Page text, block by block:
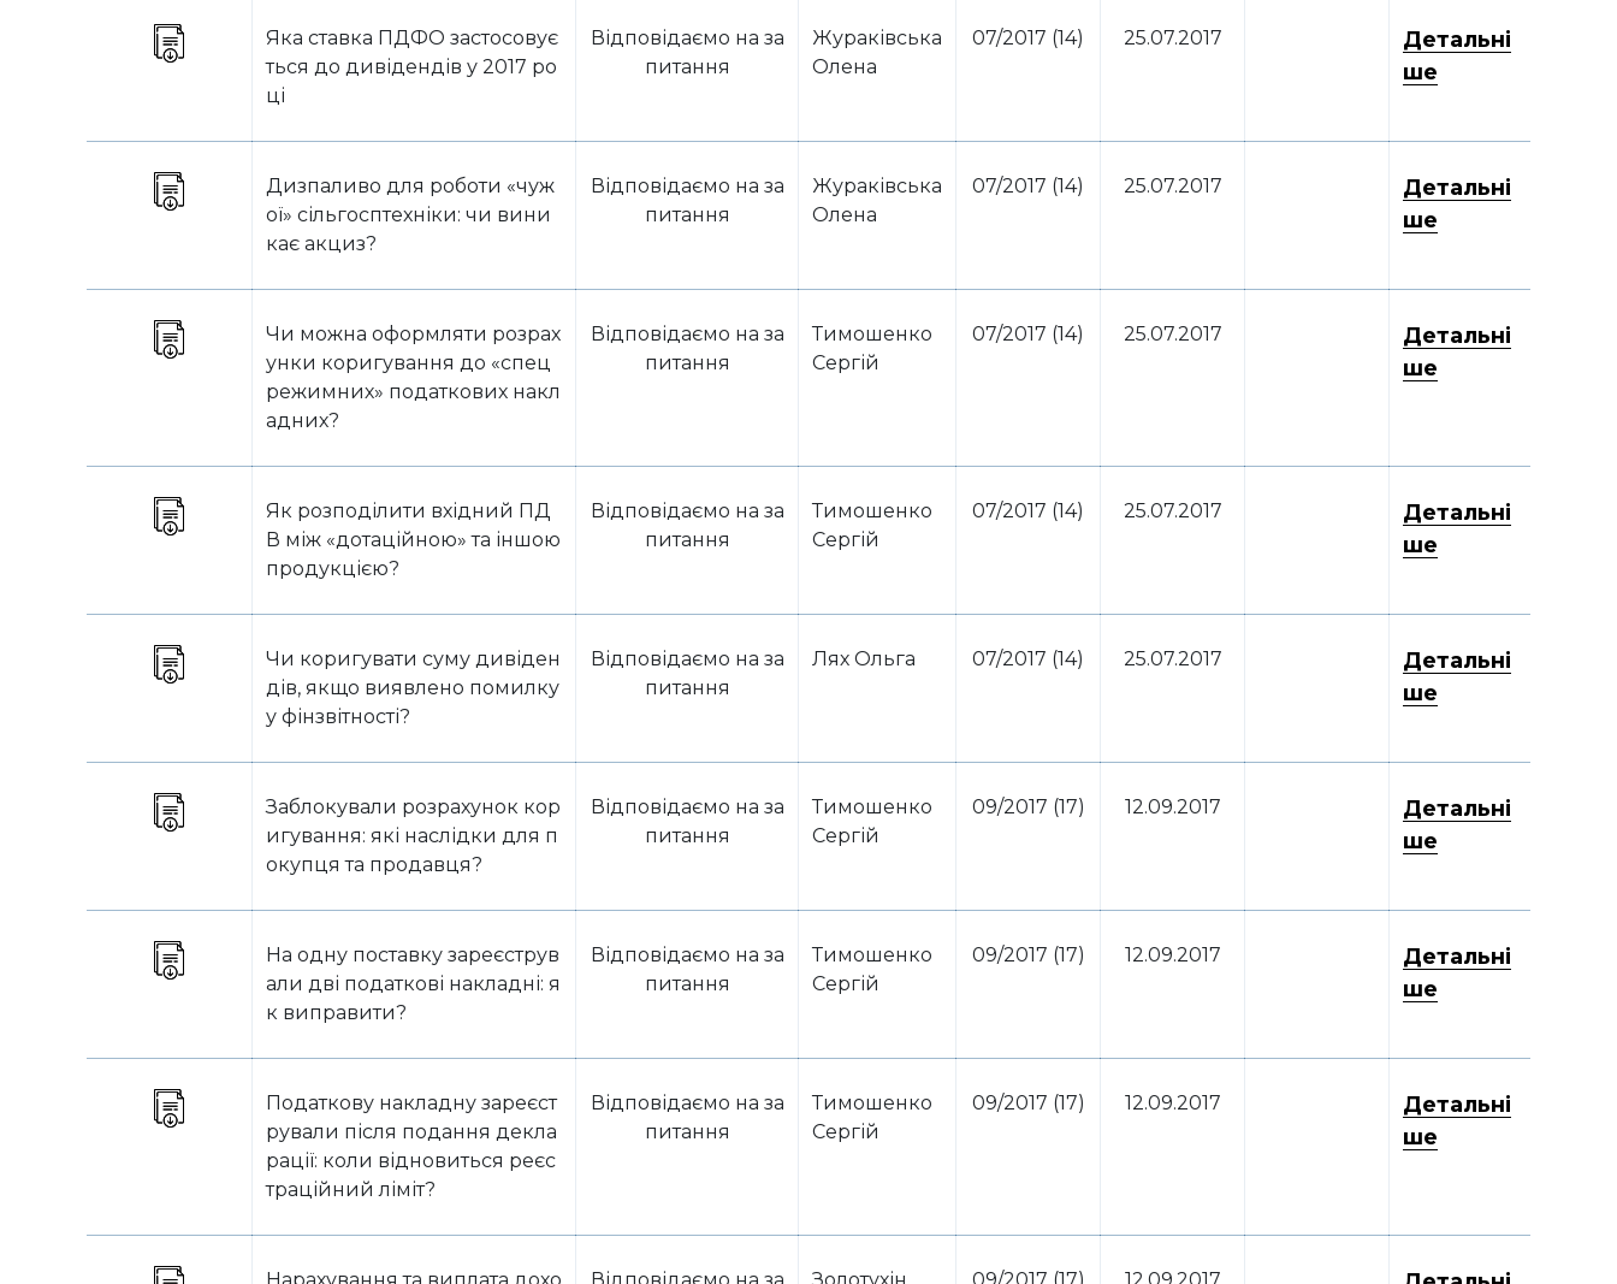
Яка ставка ПДФО застосовує
ться до дивідендів у 2017 ро
ці
Відповідаємо на за
питання
Жураківська
Олена
07/2017 (14) 25.07.2017
Детальні
ше
Дизпаливо для роботи «чуж
ої» сільгосптехніки: чи вини
кає акциз?
Відповідаємо на за
питання
Жураківська
Олена
07/2017 (14) 25.07.2017
Детальні
ше
Чи можна оформляти розрах
унки коригування до «спец
режимних» податкових накл
адних?
Відповідаємо на за
питання
Тимошенко
Сергій
07/2017 (14) 25.07.2017
Детальні
ше
Як розподілити вхідний ПД
В між «дотаційною» та іншою
продукцією?
Відповідаємо на за
питання
Тимошенко
Сергій
07/2017 (14) 25.07.2017
Детальні
ше
Чи коригувати суму дивіден
дів, якщо виявлено помилку
у фінзвітності?
Відповідаємо на за
питання
Лях Ольга 07/2017 (14) 25.07.2017
Детальні
ше
Заблокували розрахунок кор
игування: які наслідки для п
окупця та продавця?
Відповідаємо на за
питання
Тимошенко
Сергій
09/2017 (17) 12.09.2017
Детальні
ше
На одну поставку зареєструв
али дві податкові накладні: я
к виправити?
Відповідаємо на за
питання
Тимошенко
Сергій
09/2017 (17) 12.09.2017
Детальні
ше
Податкову накладну зареєст
рували після подання декла
рації: коли відновиться реєс
траційний ліміт?
Відповідаємо на за
питання
Тимошенко
Сергій
09/2017 (17) 12.09.2017
Детальні
ше